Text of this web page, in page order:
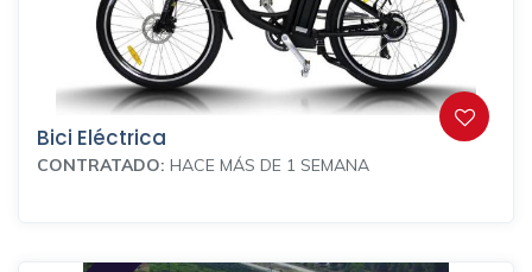
Bici Eléctrica
CONTRATADO: HACE MÁS DE 1 SEMANA